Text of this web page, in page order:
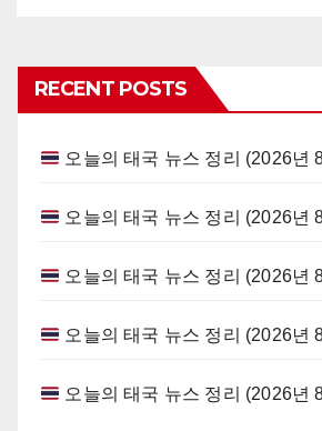
RECENT POSTS
오늘의 태국 뉴스 정리 (2026년
오늘의 태국 뉴스 정리 (2026년
오늘의 태국 뉴스 정리 (2026년
오늘의 태국 뉴스 정리 (2026년
오늘의 태국 뉴스 정리 (2026년